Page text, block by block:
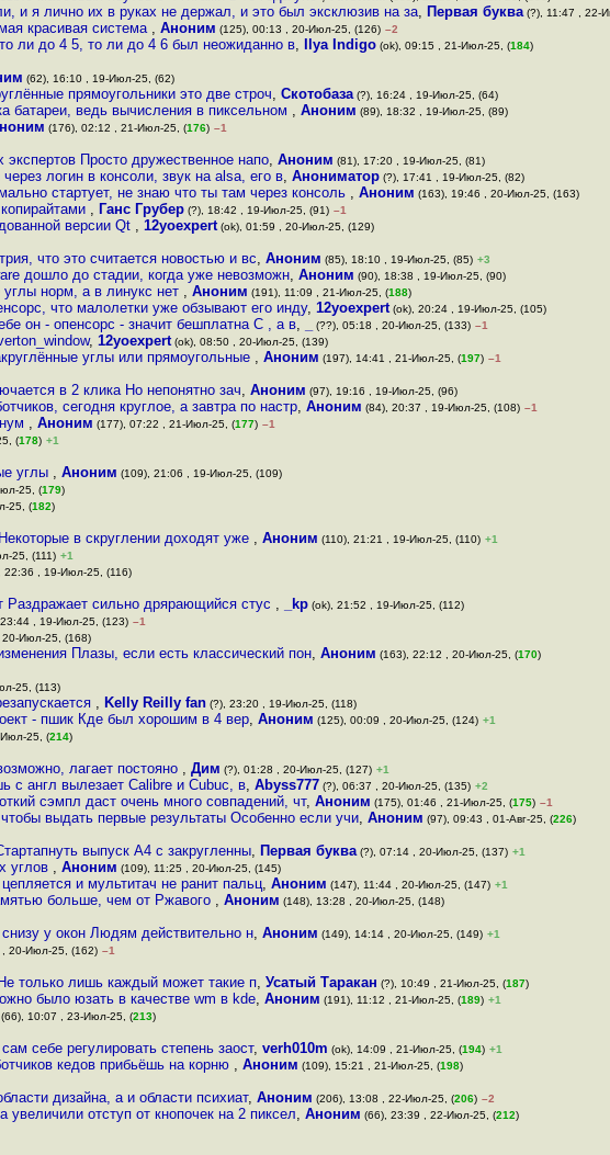
и я лично их в руках не держал, и это был эксклюзив на за, Первая буква (?), 11:47 , 22-
красивая система , Аноним (125), 00:13 , 20-Июл-25, (126) –2
ли до 4 5, то ли до 4 6 был неожиданно в, Ilya Indigo (ok), 09:15 , 21-Июл-25, (184)
(62), 16:10 , 19-Июл-25, (62)
прямоугольники это две строч, Скотобаза (?), 16:24 , 19-Июл-25, (64)
батареи, ведь вычисления в пиксельном , Аноним (89), 18:32 , 19-Июл-25, (89)
(176), 02:12 , 21-Июл-25, (176) –1
Просто дружественное напо, Аноним (81), 17:20 , 19-Июл-25, (81)
логин в консоли, звук на alsa, его в, Анониматор (?), 17:41 , 19-Июл-25, (82)
стартует, не знаю что ты там через консоль , Аноним (163), 19:46 , 20-Июл-25, (163)
, Ганс Грубер (?), 18:42 , 19-Июл-25, (91) –1
версии Qt , 12yoexpert (ok), 01:59 , 20-Июл-25, (129)
что это считается новостью и вс, Аноним (85), 18:10 , 19-Июл-25, (85) +3
дошло до стадии, когда уже невозможн, Аноним (90), 18:38 , 19-Июл-25, (90)
норм, а в линукс нет , Аноним (191), 11:09 , 21-Июл-25, (188)
что малолетки уже обзывают его инду, 12yoexpert (ok), 20:24 , 19-Июл-25, (105)
он - опенсорс - значит бешплатна С , а в, (??), 05:18 , 20-Июл-25, (133) –1
, 12yoexpert (ok), 08:50 , 20-Июл-25, (139)
углы или прямоугольные , Аноним (197), 14:41 , 21-Июл-25, (197) –1
в 2 клика Но непонятно зач, Аноним (97), 19:16 , 19-Июл-25, (96)
сегодня круглое, а завтра по настр, Аноним (84), 20:37 , 19-Июл-25, (108) –1
, Аноним (177), 07:22 , 21-Июл-25, (177) –1
(178) +1
углы , Аноним (109), 21:06 , 19-Июл-25, (109)
25, (179)
25, (182)
в скруглении доходят уже , Аноним (110), 21:21 , 19-Июл-25, (110) +1
25, (111) +1
22:36 , 19-Июл-25, (116)
Раздражает сильно дрярающийся стус , _kp (ok), 21:52 , 19-Июл-25, (112)
, 19-Июл-25, (123) –1
20-Июл-25, (168)
Плазы, если есть классический пон, Аноним (163), 22:12 , 20-Июл-25, (170)
25, (113)
, Kelly Reilly fan (?), 23:20 , 19-Июл-25, (118)
- пшик Кде был хорошим в 4 вер, Аноним (125), 00:09 , 20-Июл-25, (124) +1
25, (214)
лагает постояно , Дим (?), 01:28 , 20-Июл-25, (127) +1
c англ вылезает Calibre и Cubuc, в, Abyss777 (?), 06:37 , 20-Июл-25, (135) +2
сэмпл даст очень много совпадений, чт, Аноним (175), 01:46 , 21-Июл-25, (175) –1
выдать первые результаты Особенно если учи, Аноним (97), 09:43 , 01-Авг-25, (226)
выпуск А4 с закругленны, Первая буква (?), 07:14 , 20-Июл-25, (137) +1
углов , Аноним (109), 11:25 , 20-Июл-25, (145)
и мультитач не ранит пальц, Аноним (147), 11:44 , 20-Июл-25, (147) +1
больше, чем от Ржавого , Аноним (148), 13:28 , 20-Июл-25, (148)
у окон Людям действительно н, Аноним (149), 14:14 , 20-Июл-25, (149) +1
, 20-Июл-25, (162) –1
только лишь каждый может такие п, Усатый Таракан (?), 10:49 , 21-Июл-25, (187)
было юзать в качестве wm в kde, Аноним (191), 11:12 , 21-Июл-25, (189) +1
(66), 10:07 , 23-Июл-25, (213)
себе регулировать степень заост, verh010m (ok), 14:09 , 21-Июл-25, (194) +1
кедов прибьёшь на корню , Аноним (109), 15:21 , 21-Июл-25, (198)
дизайна, а и области психиат, Аноним (206), 13:08 , 22-Июл-25, (206) –2
отступ от кнопочек на 2 пиксел, Аноним (66), 23:39 , 22-Июл-25, (212)